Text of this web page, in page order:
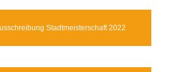
Stadtmeisterschaft 2022